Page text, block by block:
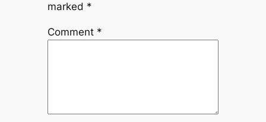
marked *
Comment *